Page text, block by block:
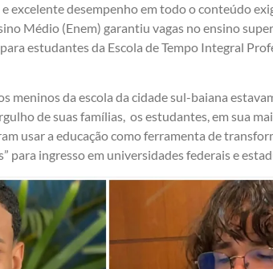
excelente desempenho em todo o conteúdo
Médio (Enem) garantiu vagas no ensino
estudantes da Escola de Tempo Integral
meninos da escola da cidade sul-baiana
de suas famílias, os estudantes, em sua
usar a educação como ferramenta de
para ingresso em universidades federais e